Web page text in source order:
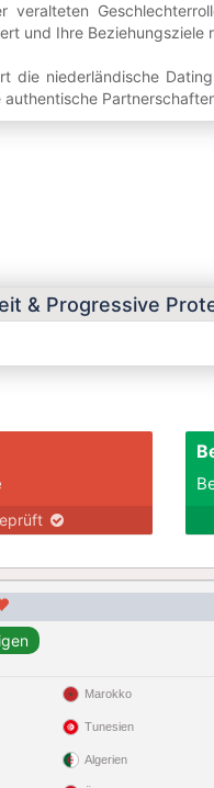
und Ihre Beziehungsziele
die niederländische
& Progressive
Marokko
Tunesien
Algerien